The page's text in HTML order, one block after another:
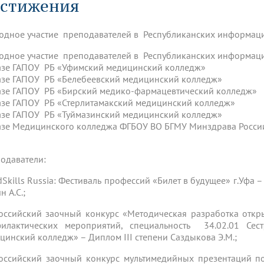
программа развития
граждан Фотогалерея
картой Реорганизация вуза
медицинский кластер
«Нижневолжский»
для студентов Я-профессионал
Социальная работа в системе
обучение
Инновационные
проекты
исследования и
ЛЭК
Аспирантура
мегагранта Полезные интернет-ссылки
университетов
Управление инновационной
деятельности
БГМУ Евразийский НОЦ
обучающихся БГМУ
БГМУ - ВУЗ здорового образа
90 лет Университету 85 лет
отделение «Движение
БГМУ
Альманах "Исторический
участие преподавателей в Республиканских
участие преподавателей в Республиканских
ГАПОУ РБ «Уфимский медицинский колледж»
ГАПОУ РБ «Белебеевский медицинский колледж»
ГАПОУ РБ «Бирский медико-фармацевтический колледж»
ГАПОУ РБ «Стерлитамакский медицинский колледж»
ГАПОУ РБ «Туймазинский медицинский колледж»
Медицинского колледжа ФГБОУ ВО БГМУ Минздрава
Russia: Фестиваль профессий «Билет в будущее» г.Уфа
А.С.;
заочный конкурс «Методическая разработка
мероприятий, специальность 34.02.01
колледж» – Диплом III степени Саздыкова Э.М.;
заочный конкурс мультимедийных презентаций